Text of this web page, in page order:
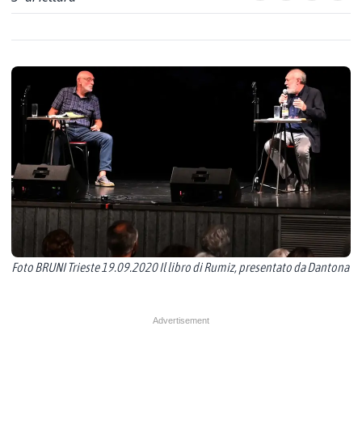
Foto BRUNI Trieste 19.09.2020 Il libro di Rumiz, presentato da Dantona